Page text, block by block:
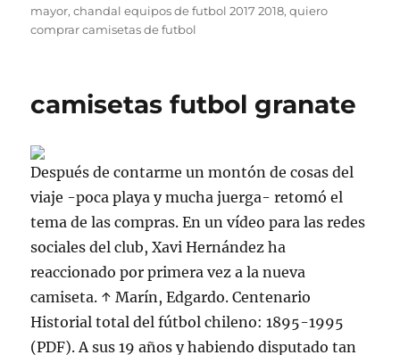
el
mayor,chandal equipos de futbol 2017 2018,quiero
comprar camisetas de futbol
camisetas futbol granate
Después de contarme un montón de cosas del
viaje -poca playa y mucha juerga- retomó el
tema de las compras. En un vídeo para las redes
sociales del club, Xavi Hernández ha
reaccionado por primera vez a la nueva
camiseta. ↑ Marín, Edgardo. Centenario
Historial total del fútbol chileno: 1895-1995
(PDF). A sus 19 años y habiendo disputado tan